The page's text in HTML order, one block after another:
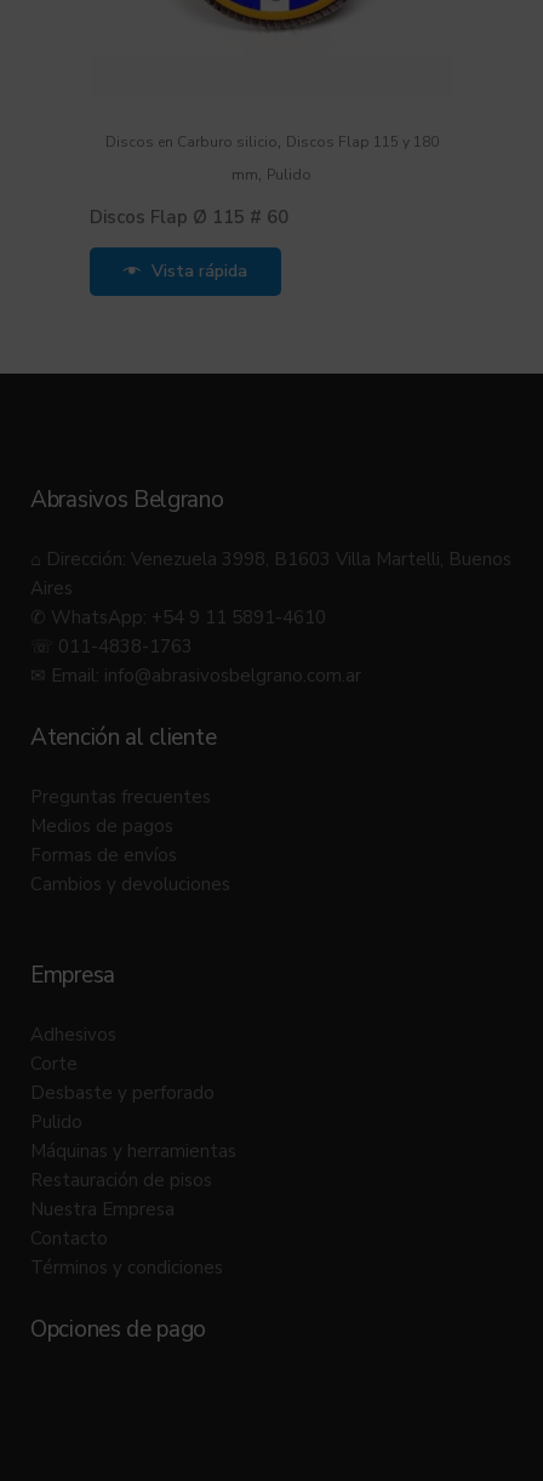
Discos en Carburo silicio, Discos Flap 115 y 180
mm, Pulido
Discos Flap Ø 115 # 60
Vista rápida
Abrasivos Belgrano
⌂ Dirección: Venezuela 3998, B1603 Villa Martelli, Buenos
Aires
✆ WhatsApp: +54 9 11 5891-4610
☏ 011-4838-1763
✉ Email: info@abrasivosbelgrano.com.ar
Atención al cliente
Preguntas frecuentes
Medios de pagos
Formas de envíos
Cambios y devoluciones
Empresa
Adhesivos
Corte
Desbaste y perforado
Pulido
Máquinas y herramientas
Restauración de pisos
Nuestra Empresa
Contacto
Términos y condiciones
Opciones de pago